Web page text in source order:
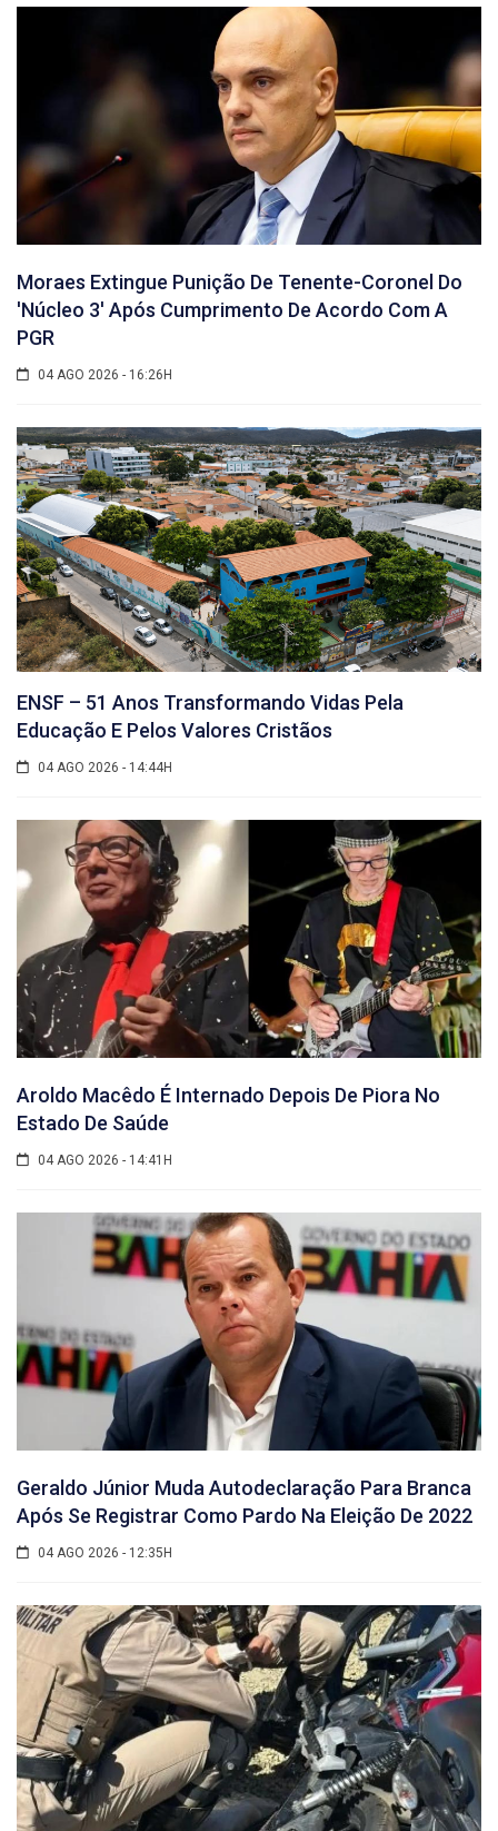
Moraes Extingue Punição De Tenente-Coronel Do
'núcleo 3' Após Cumprimento De Acordo Com A
PGR
04 AGO 2026 - 16:26H
ENSF – 51 Anos Transformando Vidas Pela
Educação E Pelos Valores Cristãos
04 AGO 2026 - 14:44H
Aroldo Macêdo É Internado Depois De Piora No
Estado De Saúde
04 AGO 2026 - 14:41H
Geraldo Júnior Muda Autodeclaração Para Branca
Após Se Registrar Como Pardo Na Eleição De 2022
04 AGO 2026 - 12:35H